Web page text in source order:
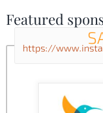
Featured
https://